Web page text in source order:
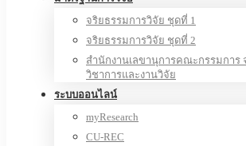
จริยธรรมการวิจัย ชุดที่ 1
จริยธรรมการวิจัย ชุดที่ 2
สำนักงานเลขานุการคณะกรรมการ
วิชาการและงานวิจัย
ระบบออนไลน์
myResearch
CU-REC